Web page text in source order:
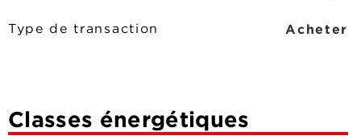
Type de transaction Acheter
Classes énergétiques